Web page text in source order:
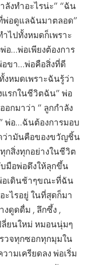
ลังทำอะไรน่ะ” “ฉัน
พ่อดูแลฉันมาตลอด”
ไปทั้งหมดก็เพราะ
อ…พ่อเพียงต้องการ
อขา…พ่อคือสิ่งที่ดี
หมดเพราะฉันรู้ว่า
แรกในชีวิตฉัน” พ่อ
อกมาว่า ” ลูกกำลัง
พ่อ…ฉันต้องการมอบ
ว่ามันคือของขวัญชิ้น
กสิ่งทุกอย่างในชีวิต
มือพ่อดึงให้ลุกขึ้น
อเดินช้าๆขณะที่ฉัน
ไรอยู่ ในที่สุดก็มา
งดูดดื่ม , ลึกซึ้ง ,
ยนใหม่ หมอนนุ่มๆ
วจทุกซอกทุกมุมใน
ามเครียดลง พ่อเริ่ม